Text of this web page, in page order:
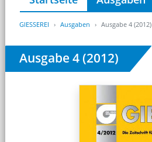
GIESSEREI Ausgaben Ausgabe 4 (2012)
Ausgabe 4 (2012)